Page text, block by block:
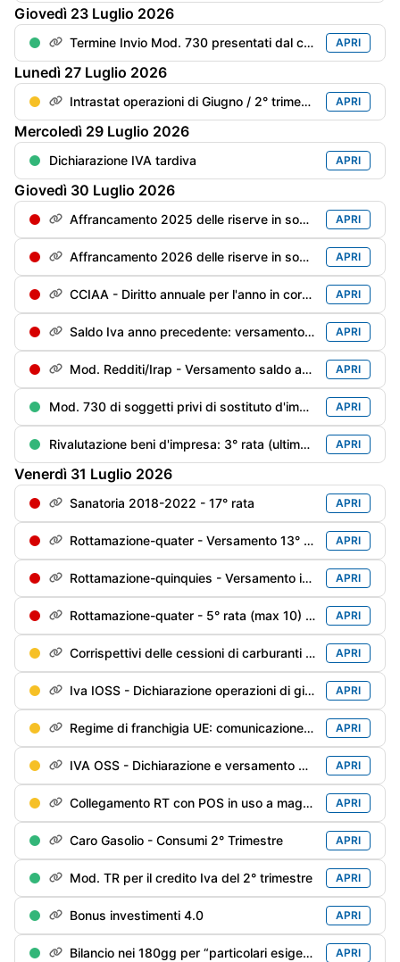
Giovedì 23 Luglio 2026
Termine Invio Mod. 730 presentati dal contribuente dal 21/06 al 15/07 APRI
Lunedì 27 Luglio 2026
Intrastat operazioni di Giugno / 2° trimestre APRI
Mercoledì 29 Luglio 2026
Dichiarazione IVA tardiva APRI
Giovedì 30 Luglio 2026
Affrancamento 2025 delle riserve in sospensione - 2° rata dell'imposta sostitutiva con magg. 0,4% APRI
Affrancamento 2026 delle riserve in sospensione - 1° rata dell'imposta sostitutiva con magg. 0,4% APRI
CCIAA - Diritto annuale per l'anno in corso con la maggioraz. dello 0,4% APRI
Saldo Iva anno precedente: versamento del saldo a debito con la maggiorazione [pari a: (saldo al 16/03 x 1,6%) x 0,4%] APRI
Mod. Redditi/Irap - Versamento saldo anno precedente e 1° acconto anno in corso con maggiorazione dello 0,4% APRI
Mod. 730 di soggetti privi di sostituto d'imposta/deceduti entro il 28/02/anno precedente: versamento delle imposte risultanti dal Mod. 730 con la maggior. dello 0,4% APRI
Rivalutazione beni d'impresa: 3° rata (ultima) dell’imposta sostitutiva per la rivalutazione dei beni (risultanti dal bilancio al 31/12/2018 ed al 31/12/2022) con la maggiorazione dello 0,4% APRI
Venerdì 31 Luglio 2026
Sanatoria 2018-2022 - 17° rata APRI
Rottamazione-quater - Versamento 13° di 18 rate trimestrali APRI
Rottamazione-quinquies - Versamento in soluzione unica o della 1° rata APRI
Rottamazione-quater - 5° rata (max 10) soggetti decaduti al 31/12/2024 e riammessi APRI
Corrispettivi delle cessioni di carburanti di giugno / 2° trimestre - Trasmissione alle Dogane APRI
Iva IOSS - Dichiarazione operazioni di giugno APRI
Regime di franchigia UE: comunicazione del 2° trimestre APRI
IVA OSS - Dichiarazione e versamento del 2° trimestre APRI
Collegamento RT con POS in uso a maggio APRI
Caro Gasolio - Consumi 2° Trimestre APRI
Mod. TR per il credito Iva del 2° trimestre APRI
Bonus investimenti 4.0 APRI
Bilancio nei 180gg per “particolari esigenze” APRI